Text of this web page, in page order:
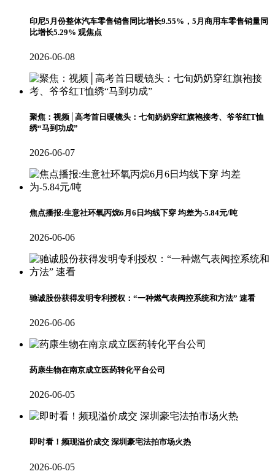
印尼5月份整体汽车零售销售同比增长9.55%，5月商用车零售销量同
比增长5.29% 观焦点
2026-06-08
聚焦：视频│高考首日暖镜头：七旬奶奶穿红旗袍接考、爷爷红T恤
绣“马到功成”
2026-06-07
焦点播报:生意社环氧丙烷6月6日均线下穿 均差为-5.84元/吨
2026-06-06
驰诚股份获得发明专利授权：“一种燃气表阀控系统和方法” 速看
2026-06-06
药康生物在南京成立医药转化平台公司
2026-06-05
即时看！频现溢价成交 深圳豪宅法拍市场火热
2026-06-05